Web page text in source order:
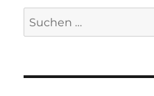
Suchen
nach: